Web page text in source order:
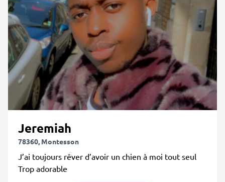
Jeremiah
78360, Montesson
J’ai toujours rêver d’avoir un chien à moi tout seul
Trop adorable